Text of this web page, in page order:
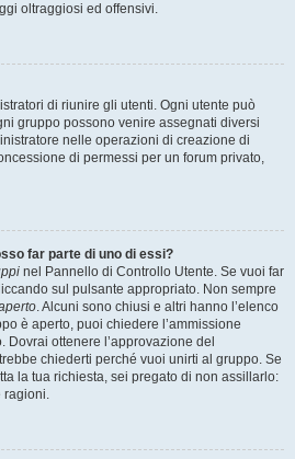
oltraggiosi ed offensivi.
di riunire gli utenti. Ogni utente può
gruppo possono venire assegnati diversi
nelle operazioni di creazione di
di permessi per un forum privato,
far parte di uno di essi?
nel Pannello di Controllo Utente. Se vuoi far
sul pulsante appropriato. Non sempre
. Alcuni sono chiusi e altri hanno l’elenco
è aperto, puoi chiedere l’ammissione
ottenere l’approvazione del
chiederti perché vuoi unirti al gruppo. Se
la tua richiesta, sei pregato di non assillarlo:
ragioni.